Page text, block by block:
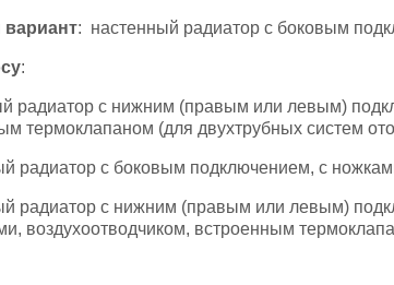
: настенный радиатор с боковым
:
радиатор с нижним (правым или левым)
термоклапаном (для двухтрубных систем
радиатор с боковым подключением, с
радиатор с нижним (правым или левым)
воздухоотводчиком, встроенным